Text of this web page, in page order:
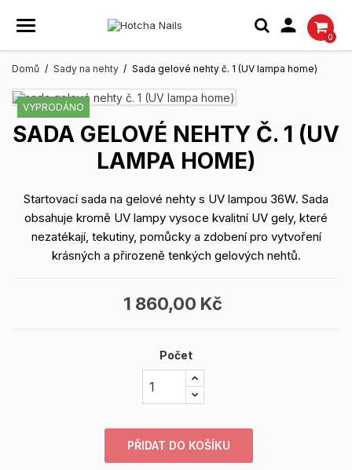

0
Domů Sady na nehty Sada gelové nehty č. 1 (UV lampa home)
VYPRODÁNO
SADA GELOVÉ NEHTY Č. 1 (UV
LAMPA HOME)
Startovací sada na gelové nehty s UV lampou 36W. Sada
obsahuje kromě UV lampy vysoce kvalitní UV gely, které
nezatékají, tekutiny, pomůcky a zdobení pro vytvoření
krásných a přirozeně tenkých gelových nehtů.
1 860,00 Kč
Počet
PŘIDAT DO KOŠÍKU